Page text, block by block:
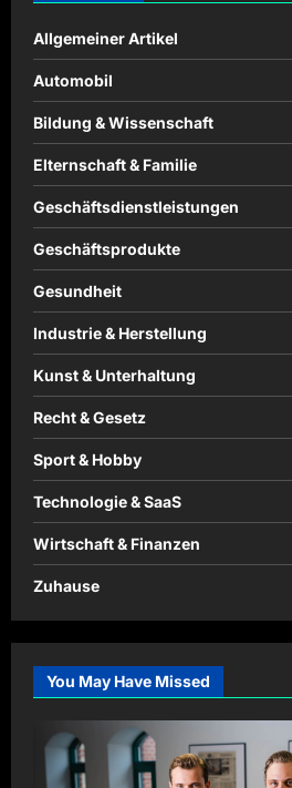
Allgemeiner Artikel
Automobil
Bildung & Wissenschaft
Elternschaft & Familie
Geschäftsdienstleistungen
Geschäftsprodukte
Gesundheit
Industrie & Herstellung
Kunst & Unterhaltung
Recht & Gesetz
Sport & Hobby
Technologie & SaaS
Wirtschaft & Finanzen
Zuhause
You May Have Missed